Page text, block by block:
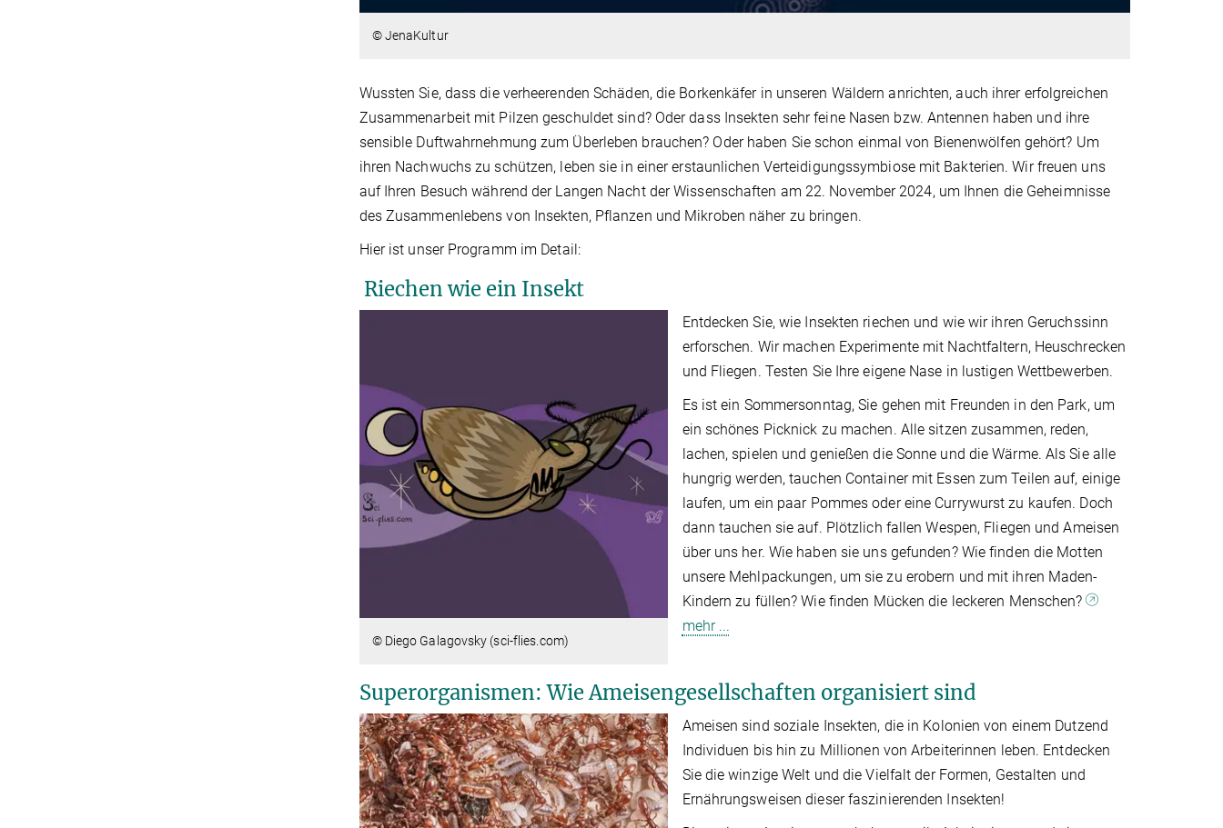
© JenaKultur
Wussten Sie, dass die verheerenden Schäden, die Borkenkäfer in unseren Wäldern anrichten, auch ihrer erfolgreichen
Zusammenarbeit mit Pilzen geschuldet sind? Oder dass Insekten sehr feine Nasen bzw. Antennen haben und ihre
sensible Duftwahrnehmung zum Überleben brauchen? Oder haben Sie schon einmal von Bienenwölfen gehört? Um
ihren Nachwuchs zu schützen, leben sie in einer erstaunlichen Verteidigungssymbiose mit Bakterien. Wir freuen uns
auf Ihren Besuch während der Langen Nacht der Wissenschaften am 22. November 2024, um Ihnen die Geheimnisse
des Zusammenlebens von Insekten, Pflanzen und Mikroben näher zu bringen.
Hier ist unser Programm im Detail:
Riechen wie ein Insekt
© Diego Galagovsky (sci-flies.com)
Entdecken Sie, wie Insekten riechen und wie wir ihren Geruchssinn
erforschen. Wir machen Experimente mit Nachtfaltern, Heuschrecken
und Fliegen. Testen Sie Ihre eigene Nase in lustigen Wettbewerben.
Es ist ein Sommersonntag, Sie gehen mit Freunden in den Park, um
ein schönes Picknick zu machen. Alle sitzen zusammen, reden,
lachen, spielen und genießen die Sonne und die Wärme. Als Sie alle
hungrig werden, tauchen Container mit Essen zum Teilen auf, einige
laufen, um ein paar Pommes oder eine Currywurst zu kaufen. Doch
dann tauchen sie auf. Plötzlich fallen Wespen, Fliegen und Ameisen
über uns her. Wie haben sie uns gefunden? Wie finden die Motten
unsere Mehlpackungen, um sie zu erobern und mit ihren Maden-
Kindern zu füllen? Wie finden Mücken die leckeren Menschen?
mehr ...
Superorganismen: Wie Ameisengesellschaften organisiert sind
Ameisen sind soziale Insekten, die in Kolonien von einem Dutzend
Individuen bis hin zu Millionen von Arbeiterinnen leben. Entdecken
Sie die winzige Welt und die Vielfalt der Formen, Gestalten und
Ernährungsweisen dieser faszinierenden Insekten!